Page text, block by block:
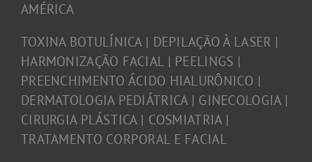
AMÉRICA
TOXINA BOTULÍNICA | DEPILAÇÃO À LASER |
HARMONIZAÇÃO FACIAL | PEELINGS |
PREENCHIMENTO ÁCIDO HIALURÔNICO |
DERMATOLOGIA PEDIÁTRICA | GINECOLOGIA |
CIRURGIA PLÁSTICA | COSMIATRIA |
TRATAMENTO CORPORAL E FACIAL